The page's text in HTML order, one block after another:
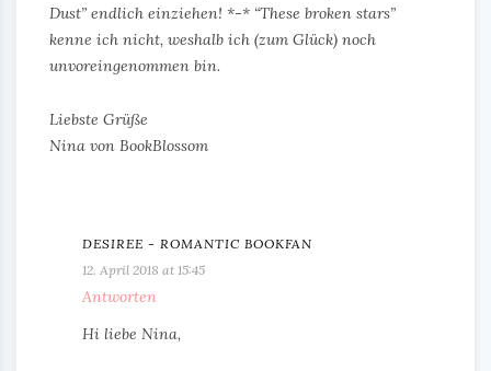
Dust” endlich einziehen! *-* “These broken stars”
kenne ich nicht, weshalb ich (zum Glück) noch
unvoreingenommen bin.
Liebste Grüße
Nina von BookBlossom
DESIREE - ROMANTIC BOOKFAN
12. April 2018 at 15:45
Antworten
Hi liebe Nina,